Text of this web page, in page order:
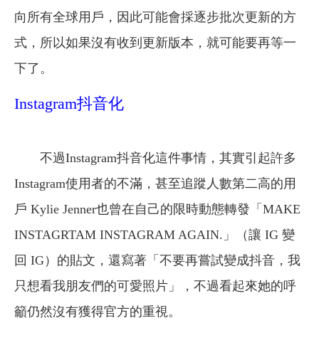
向所有全球用戶，因此可能會採逐步批次更新的方
式，所以如果沒有收到更新版本，就可能要再等一
下了。
Instagram抖音化
不過Instagram抖音化這件事情，其實引起許多
Instagram使用者的不滿，甚至追蹤人數第二高的用
戶 Kylie Jenner也曾在自己的限時動態轉發「MAKE
INSTAGRTAM INSTAGRAM AGAIN.」（讓 IG 變
回 IG）的貼文，還寫著「不要再嘗試變成抖音，我
只想看我朋友們的可愛照片」，不過看起來她的呼
籲仍然沒有獲得官方的重視。